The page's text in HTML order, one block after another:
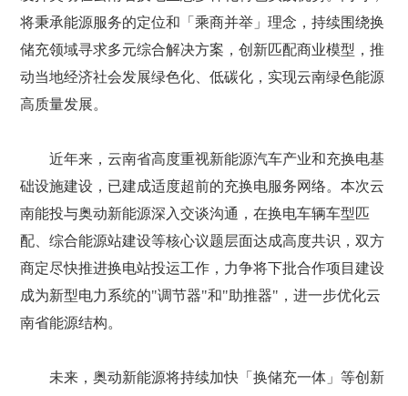
将秉承能源服务的定位和「乘商并举」理念，持续围绕换
储充领域寻求多元综合解决方案，创新匹配商业模型，推
动当地经济社会发展绿色化、低碳化，实现云南绿色能源
高质量发展。
近年来，云南省高度重视新能源汽车产业和充换电基
础设施建设，已建成适度超前的充换电服务网络。本次云
南能投与奥动新能源深入交谈沟通，在换电车辆车型匹
配、综合能源站建设等核心议题层面达成高度共识，双方
商定尽快推进换电站投运工作，力争将下批合作项目建设
成为新型电力系统的"调节器"和"助推器"，进一步优化云
南省能源结构。
未来，奥动新能源将持续加快「换储充一体」等创新